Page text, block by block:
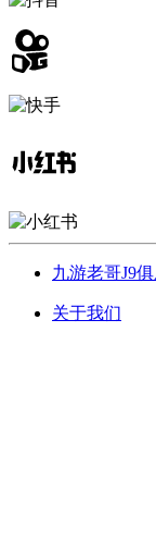
九游老哥J9
关于我们